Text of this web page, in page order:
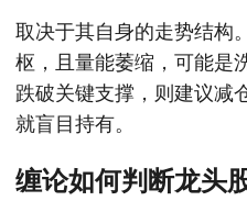
取决于其自身的走势结构
枢，且量能萎缩，可能是
跌破关键支撑，则建议减
就盲目持有。
缠论如何判断龙头